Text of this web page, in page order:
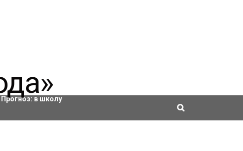
Актировки
Прогноз: в школу